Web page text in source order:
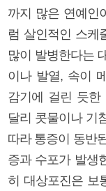
까지 많은 연예인
럼 살인적인 스케
많이 발병한다는
이나 발열, 속이
감기에 걸린 듯한
달리 콧물이나 기
따라 통증이 동반
증과 수포가 발생
히 대상포진은 보